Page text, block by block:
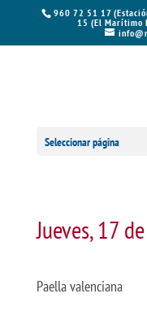
960 72 51 17
15 (El Marítimo
Seleccionar página
Jueves, 17
Paella valenciana